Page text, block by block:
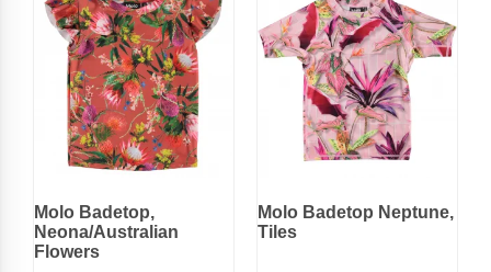
Molo Badetop,
Neona/Australian
Flowers
Molo Badetop Neptune,
Tiles